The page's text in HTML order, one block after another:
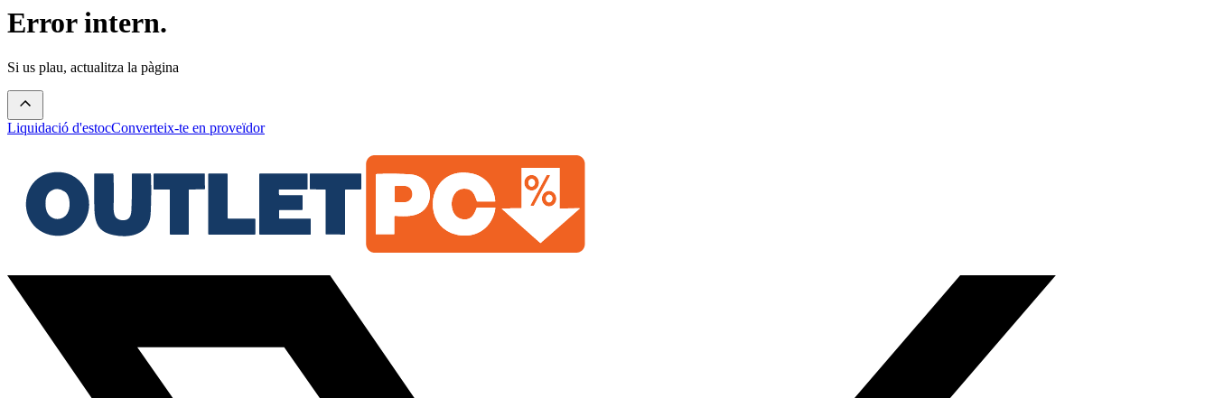
Error intern.
Si us plau, actualitza la pàgina
Liquidació d'estocConverteix-te en proveïdor